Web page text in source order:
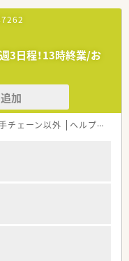
3日程！13時終業/お
加
チェーン以外 ヘルプ体制充実